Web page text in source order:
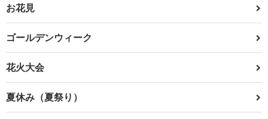
お花見
ゴールデンウィーク
花火大会
夏休み（夏祭り）